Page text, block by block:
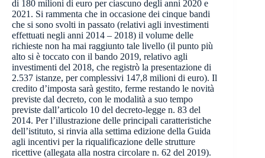
di 180 milioni di euro per ciascuno degli anni 2020 e
2021. Si rammenta che in occasione dei cinque bandi
che si sono svolti in passato (relativi agli investimenti
effettuati negli anni 2014 – 2018) il volume delle
richieste non ha mai raggiunto tale livello (il punto più
alto si è toccato con il bando 2019, relativo agli
investimenti del 2018, che registrò la presentazione di
2.537 istanze, per complessivi 147,8 milioni di euro). Il
credito d’imposta sarà gestito, ferme restando le novità
previste dal decreto, con le modalità a suo tempo
previste dall’articolo 10 del decreto-legge n. 83 del
2014. Per l’illustrazione delle principali caratteristiche
dell’istituto, si rinvia alla settima edizione della Guida
agli incentivi per la riqualificazione delle strutture
ricettive (allegata alla nostra circolare n. 62 del 2019).